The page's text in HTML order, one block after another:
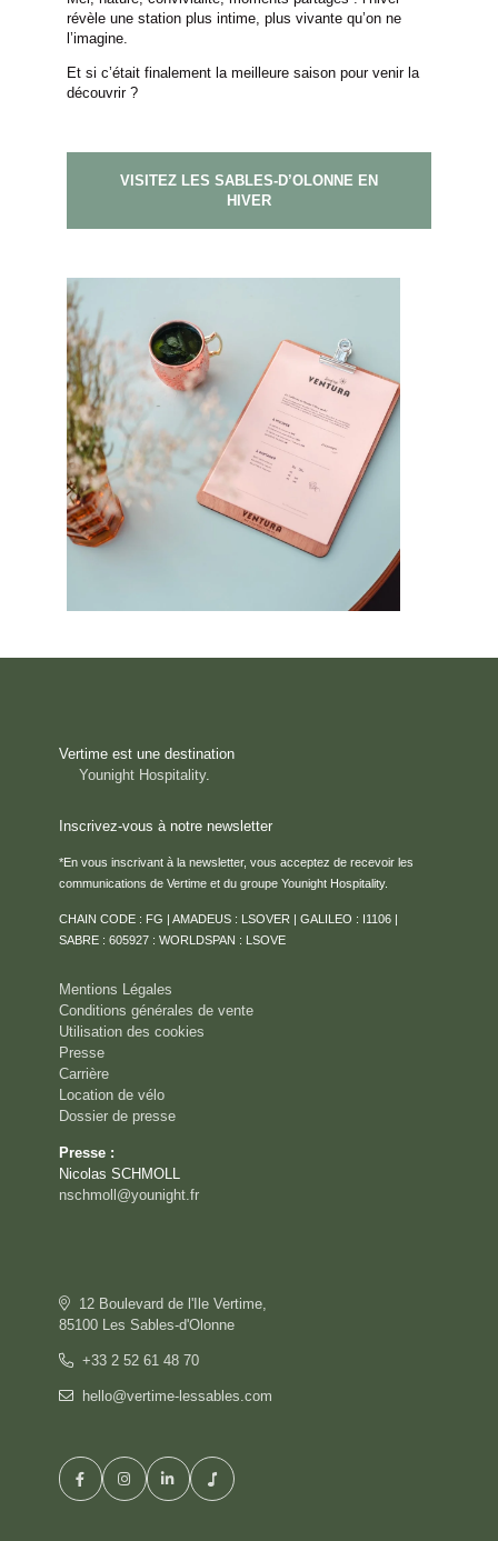
révèle une station plus intime, plus vivante qu’on ne
l’imagine.
Et si c’était finalement la meilleure saison pour venir la
découvrir ?
VISITEZ LES SABLES-D’OLONNE EN
HIVER
Vertime est une destination
Younight Hospitality.
Inscrivez-vous à notre newsletter
*En vous inscrivant à la newsletter, vous acceptez de recevoir les
communications de Vertime et du groupe Younight Hospitality.
CHAIN CODE : FG | AMADEUS : LSOVER | GALILEO : I1106 |
SABRE : 605927 : WORLDSPAN : LSOVE
Mentions Légales
Conditions générales de vente
Utilisation des cookies
Presse
Carrière
Location de vélo
Dossier de presse
Presse :
Nicolas SCHMOLL
nschmoll@younight.fr
12 Boulevard de l'Ile Vertime,
85100 Les Sables-d'Olonne
+33 2 52 61 48 70
hello@vertime-lessables.com